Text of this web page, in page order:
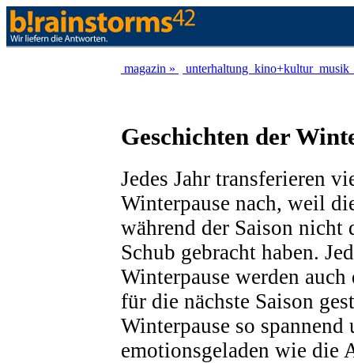
magazin » unterhaltung kino+kultur musik
Geschichten der
Jedes Jahr transferieren
Winterpause nach, weil
während der Saison nicht
Schub gebracht haben.
Winterpause werden auch
für die nächste Saison
Winterpause so spannend
emotionsgeladen wie die